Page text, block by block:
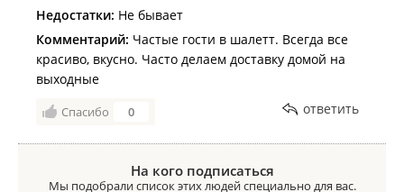
Недостатки: Не бывает
Комментарий: Частые гости в шалетт. Всегда все
красиво, вкусно. Часто делаем доставку домой на
выходные
Спасибо 0 ответить
На кого подписаться
Мы подобрали список этих людей специально для вас.